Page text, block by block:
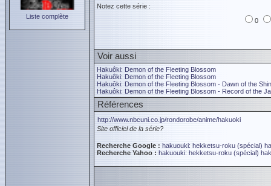
Liste complète
Notez cette série :
0
Voir aussi
Hakuôki: Demon of the Fleeting Blossom
Hakuôki: Demon of the Fleeting Blossom
Hakuôki: Demon of the Fleeting Blossom - Dawn of the
Hakuôki: Demon of the Fleeting Blossom - Record of the
Références
http://www.nbcuni.co.jp/rondorobe/anime/hakuoki
Site officiel de la série?
Recherche Google : hakuouki: hekketsu-roku (spécial)
Recherche Yahoo : hakuouki: hekketsu-roku (spécial)